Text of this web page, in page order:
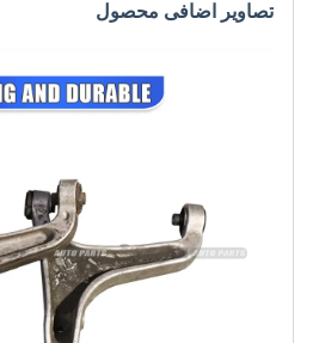
تصاویر اضافی محصول